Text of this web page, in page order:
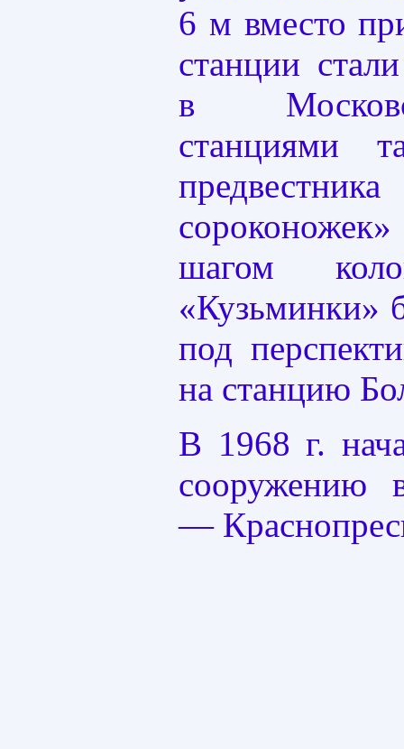
6 м вместо
станции
в
станциями
шагом
«Кузьминки»
под
на станцию
В 1968 г.
сооружению
—